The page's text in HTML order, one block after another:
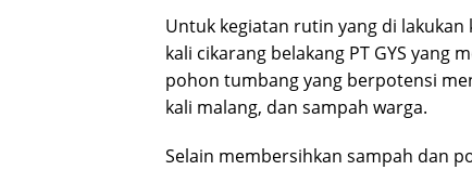
Untuk kegiatan rutin yang di
kali cikarang belakang PT GYS yang
pohon tumbang yang berpotensi
kali malang, dan sampah warga.
Selain membersihkan sampah dan